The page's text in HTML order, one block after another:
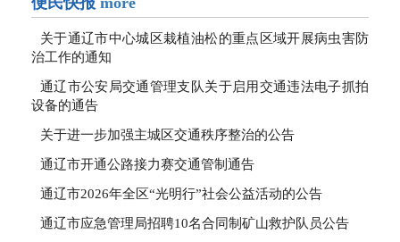
关于通辽市中心城区栽植油松的重点区域开展病虫害防
治工作的通知
通辽市公安局交通管理支队关于启用交通违法电子抓拍
设备的通告
关于进一步加强主城区交通秩序整治的公告
通辽市开通公路接力赛交通管制通告
通辽市2026年全区“光明行”社会公益活动的公告
通辽市应急管理局招聘10名合同制矿山救护队员公告